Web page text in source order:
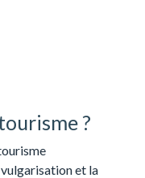
?
vulgarisation et la